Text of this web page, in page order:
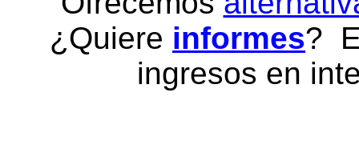
¿Quiere informes?
ingresos en